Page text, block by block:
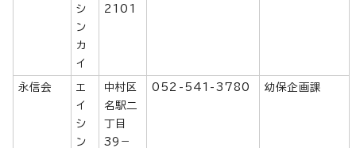
シ
ン
カ
イ
2101
永信会
エ
イ
シ
ン
中村区
名駅二
丁目
39－
052-541-3780 幼保企画課